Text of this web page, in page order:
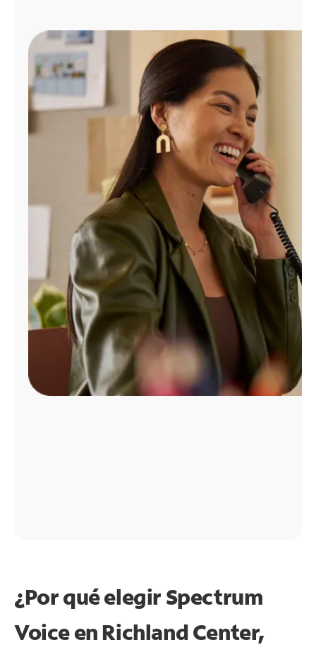
Administrar
cuenta
Encuentra
tienda
¿Por qué elegir Spectrum
Voice en Richland Center,